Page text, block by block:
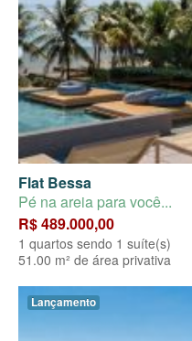
Flat Bessa
Pé na areia para você...
R$ 489.000,00
1 quartos sendo 1 suíte(s)
51.00 m² de área privativa
Lançamento